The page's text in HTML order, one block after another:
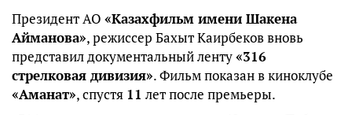
Президент АО «Казахфильм имени Шакена
Айманова», режиссер Бахыт Каирбеков вновь
представил документальный ленту«316
стрелковая дивизия». Фильм показан в киноклубе
«Аманат», спустя 11 лет после премьеры.